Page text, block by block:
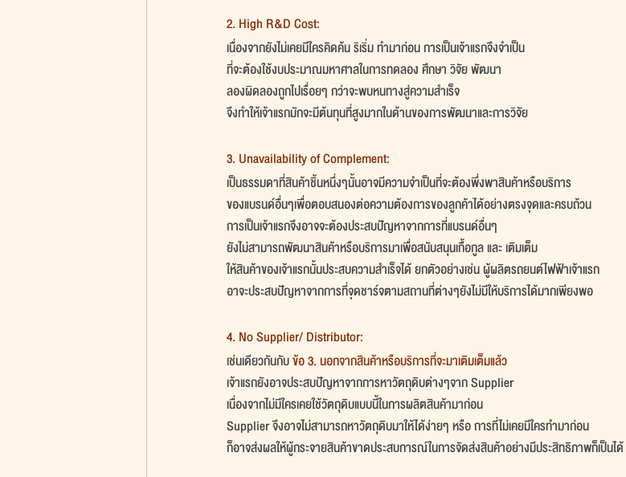
2. High R&D Cost:
เนื่องจากยังไม่เคยมีใครคิดค้น ริเริ่ม ทำมาก่อน การเป็นเจ้าแรกจึงจำเป็น
ที่จะต้องใช้งบประมาณมหาศาลในการทดลอง ศึกษา วิจัย พัฒนา
ลองผิดลองถูกไปเรื่อยๆ กว่าจะพบหนทางสู่ความสำเร็จ
จึงทำให้เจ้าแรกมักจะมีต้นทุนที่สูงมากในด้านของการพัฒนาและการวิจัย
3. Unavailability of Complement:
เป็นธรรมดาที่สินค้าชิ้นหนึ่งๆนั้นอาจมีความจำเป็นที่จะต้องพึ่งพาสินค้าหรือบริการ
ของแบรนด์อื่นๆเพื่อตอบสนองต่อความต้องการของลูกค้าได้อย่างตรงจุดและครบถ้วน
การเป็นเจ้าแรกจึงอาจจะต้องประสบปัญหาจากการที่แบรนด์อื่นๆ
ยังไม่สามารถพัฒนาสินค้าหรือบริการมาเพื่อสนับสนุนเกื้อกูล และ เติมเต็ม
ให้สินค้าของเจ้าแรกนั้นประสบความสำเร็จได้ ยกตัวอย่างเช่น ผู้ผลิตรถยนต์ไฟฟ้าเจ้าแรก
อาจะประสบปัญหาจากการที่จุดชาร์จตามสถานที่ต่างๆยังไม่มีให้บริการได้มากเพียงพอ
4. No Supplier/ Distributor:
เช่นเดียวกันกับ ข้อ 3. นอกจากสินค้าหรือบริการที่จะมาเติมเต็มแล้ว
เจ้าแรกยังอาจประสบปัญหาจากการหาวัตถุดิบต่างๆจาก Supplier
เนื่องจากไม่มีใครเคยใช้วัตถุดิบแบบนี้ในการผลิตสินค้ามาก่อน
Supplier จึงอาจไม่สามารถหาวัตถุดิบมาให้ได้ง่ายๆ หรือ การที่ไม่เคยมีใครทำมาก่อน
ก็อาจส่งผลให้ผู้กระจายสินค้าขาดประสบการณ์ในการจัดส่งสินค้าอย่างมีประสิทธิภาพก็เป็นได้